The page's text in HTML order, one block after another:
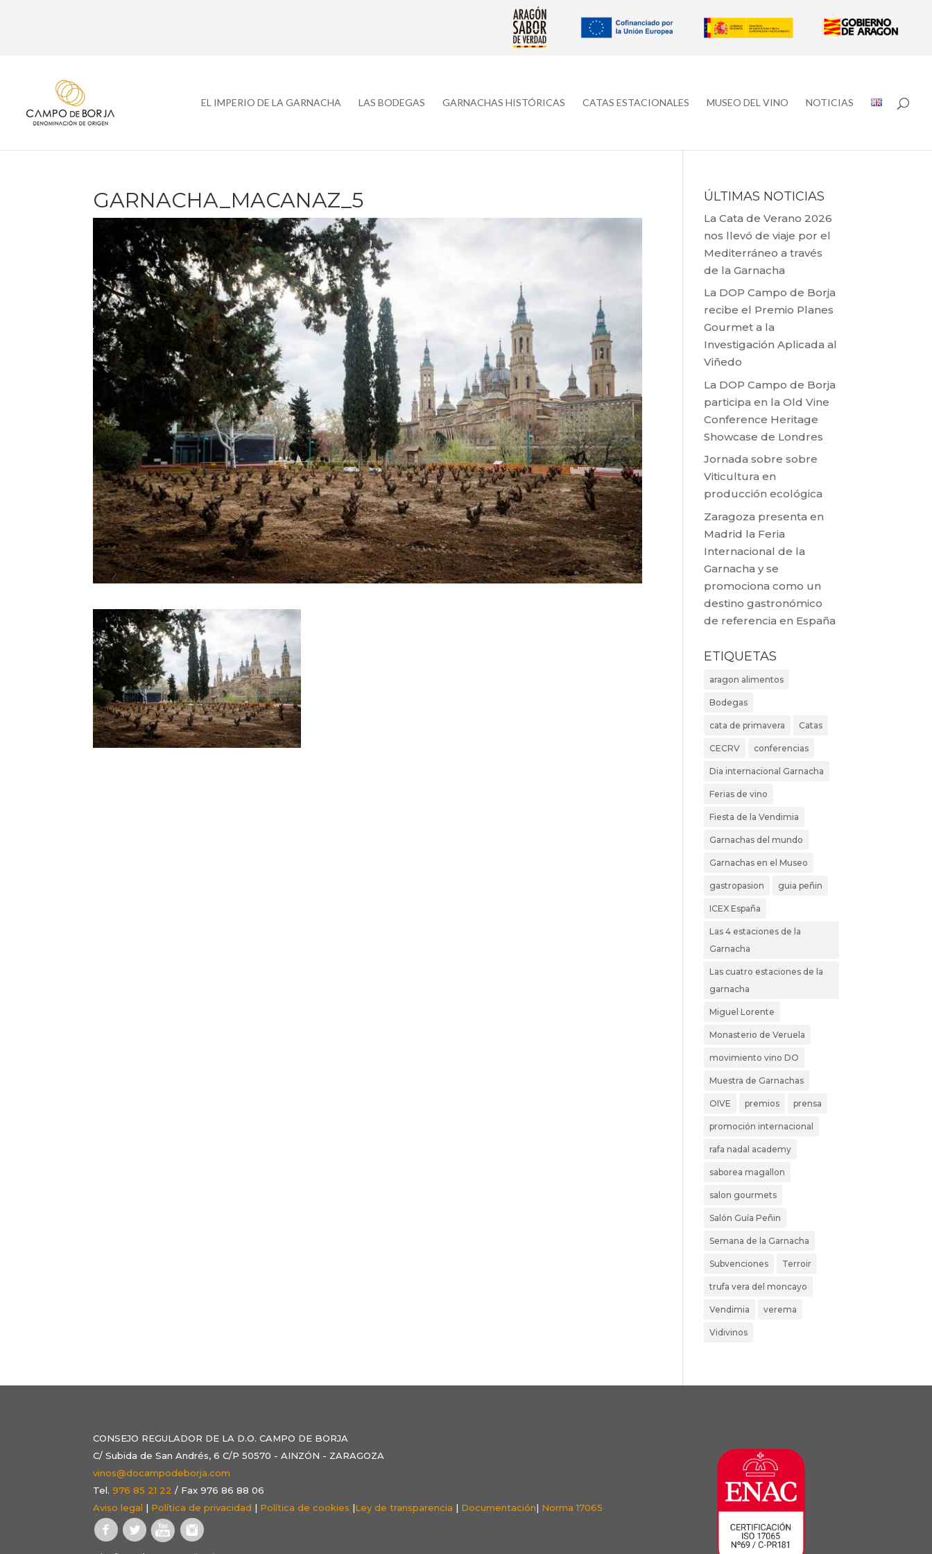
EL IMPERIO DE LA GARNACHA LAS BODEGAS GARNACHAS HISTÓRICAS CATAS ESTACIONALES MUSEO DEL VINO NOTICIAS
GARNACHA_MACANAZ_5 ÚLTIMAS NOTICIAS
La Cata de Verano 2026
nos llevó de viaje por el
Mediterráneo a través
de la Garnacha
La DOP Campo de Borja
recibe el Premio Planes
Gourmet a la
Investigación Aplicada al
Viñedo
La DOP Campo de Borja
participa en la Old Vine
Conference Heritage
Showcase de Londres
Jornada sobre sobre
Viticultura en
producción ecológica
Zaragoza presenta en
Madrid la Feria
Internacional de la
Garnacha y se
promociona como un
destino gastronómico
de referencia en España
ETIQUETAS
aragon alimentos
Bodegas
cata de primavera Catas
CECRV conferencias
Dia internacional Garnacha
Ferias de vino
Fiesta de la Vendimia
Garnachas del mundo
Garnachas en el Museo
gastropasion guia peñin
ICEX España
Las 4 estaciones de la
Garnacha
Las cuatro estaciones de la
garnacha
Miguel Lorente
Monasterio de Veruela
movimiento vino DO
Muestra de Garnachas
OIVE premios prensa
promoción internacional
rafa nadal academy
saborea magallon
salon gourmets
Salón Guía Peñin
Semana de la Garnacha
Subvenciones Terroir
trufa vera del moncayo
Vendimia verema
Vidivinos
CONSEJO REGULADOR DE LA D.O. CAMPO DE BORJA
C/ Subida de San Andrés, 6 C/P 50570 - AINZÓN - ZARAGOZA
vinos@docampodeborja.com
Tel.976 85 21 22 / Fax 976 86 88 06
Aviso legal | Política de privacidad | Política de cookies |Ley de transparencia | Documentación| Norma 17065